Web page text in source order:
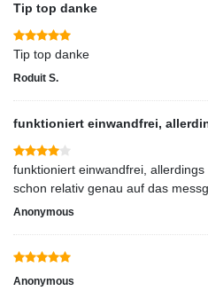
Tip top danke
Tip top danke
Roduit S.
funktioniert einwandfrei,
funktioniert einwandfrei,
schon relativ genau auf das
Anonymous
Anonymous